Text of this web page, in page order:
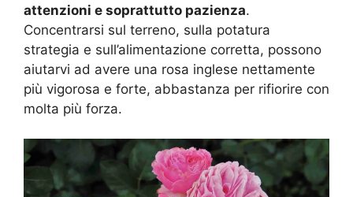
attenzioni e soprattutto pazienza.
Concentrarsi sul terreno, sulla potatura
strategia e sull’alimentazione corretta, possono
aiutarvi ad avere una rosa inglese nettamente
più vigorosa e forte, abbastanza per rifiorire con
molta più forza.